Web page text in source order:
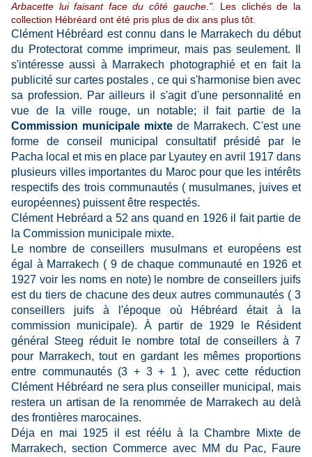
Arbacette lui faisant face du côté gauche.".
Les clichés de la
collection Hébréard ont été pris plus de dix ans plus tôt.
Clément Hébréard est connu dans le Marrakech du début
du Protectorat comme imprimeur, mais pas seulement. Il
s'intéresse aussi à Marrakech photographié et en fait la
publicité sur cartes postales , ce qui s'harmonise bien avec
sa profession. Par ailleurs il s'agit d'une personnalité en
vue de la ville rouge, un notable; il fait partie de la
Commission municipale mixte de Marrakech. C'est une
forme de conseil municipal consultatif présidé par le
Pacha local et mis en place par Lyautey en avril 1917 dans
plusieurs villes importantes du Maroc pour que les intérêts
respectifs des trois communautés ( musulmanes, juives et
européennes) puissent être respectés.
Clément Hebréard a 52 ans quand en 1926 il fait partie de
la Commission municipale mixte.
Le nombre de conseillers musulmans et européens est
égal à Marrakech ( 9 de chaque communauté en 1926 et
1927 voir les noms en note) le nombre de conseillers juifs
est du tiers de chacune des deux autres communautés ( 3
conseillers juifs à l'époque où Hébréard était à la
commission municipale). À partir de 1929 le Résident
général Steeg réduit le nombre total de conseillers à 7
pour Marrakech, tout en gardant les mêmes proportions
entre communautés (3 + 3 + 1 ), avec cette réduction
Clément Hébréard ne sera plus conseiller municipal, mais
restera un artisan de la renommée de Marrakech au delà
des frontières marocaines.
Déja en mai 1925 il est réélu à la Chambre Mixte de
Marrakech, section Commerce avec MM du Pac, Faure